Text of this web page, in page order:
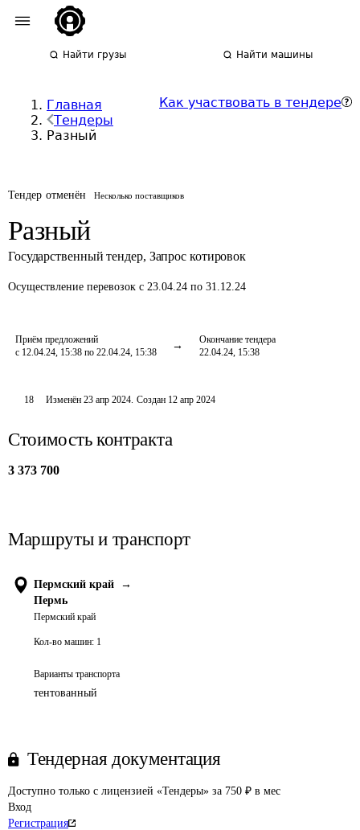
Найти грузы Найти машины
Главная
Тендеры
Разный
Как участвовать в тендере
Тендер отменён Несколько поставщиков
Разный
Государственный тендер, Запрос котировок
Осуществление перевозок с 23.04.24 по 31.12.24
Приём предложений
с 12.04.24, 15:38 по 22.04.24, 15:38
Окончание тендера
22.04.24, 15:38
18 Изменён23 апр 2024. Создан 12 апр 2024
Стоимость контракта
3 373 700
Маршруты и транспорт
Пермский край
→
Пермь
Пермский край
Кол-во машин: 1
Варианты транспорта
тентованный
Тендерная документация
Доступно только с лицензией «Тендеры» за 750 ₽ в мес
Вход
Регистрация